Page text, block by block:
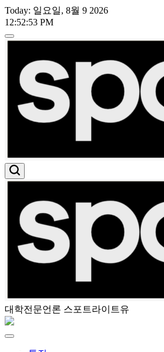
Skip
to
Today: 일요일, 8월 9 2026
12:52:55 PM
스
포
스
포
대학전문언론 스포트라이트유
Menu